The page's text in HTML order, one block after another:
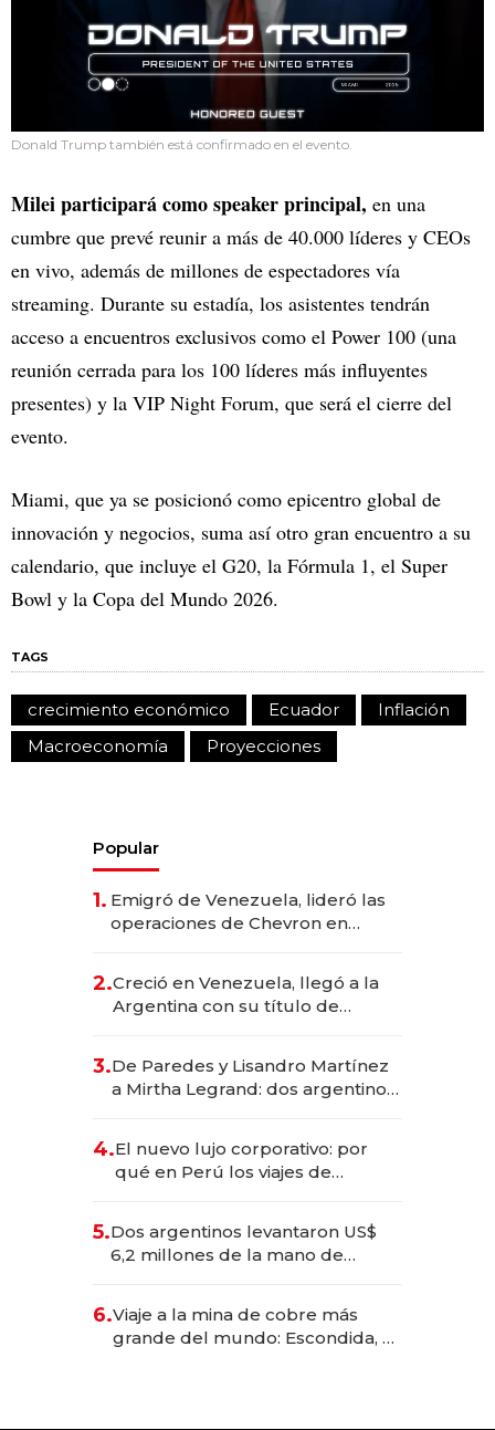
Donald Trump también está confirmado en el evento.
Milei participará como speaker principal, en una
cumbre que prevé reunir a más de 40.000 líderes y CEOs
en vivo, además de millones de espectadores vía
streaming. Durante su estadía, los asistentes tendrán
acceso a encuentros exclusivos como el Power 100 (una
reunión cerrada para los 100 líderes más influyentes
presentes) y la VIP Night Forum, que será el cierre del
evento.
Miami, que ya se posicionó como epicentro global de
innovación y negocios, suma así otro gran encuentro a su
calendario, que incluye el G20, la Fórmula 1, el Super
Bowl y la Copa del Mundo 2026.
TAGS
crecimiento económico Ecuador
Inflación
Macroeconomía
Proyecciones
Popular
1. Emigró de Venezuela, lideró las
operaciones de Chevron en
2.Creció en Venezuela, llegó a la
Argentina con su título de
las marcas "fast premium"
3.De Paredes y Lisandro Martínez
a Mirtha Legrand: dos argentinos
4.El nuevo lujo corporativo: por
qué en Perú los viajes de
para convertirse en experiencias
transformadoras
5.Dos argentinos levantaron US$
6,2 millones de la mano de
6.Viaje a la mina de cobre más
grande del mundo: Escondida, el